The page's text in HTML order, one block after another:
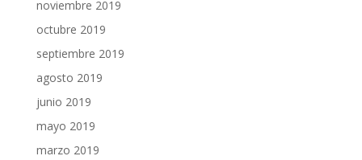
noviembre 2019
octubre 2019
septiembre 2019
agosto 2019
junio 2019
mayo 2019
marzo 2019